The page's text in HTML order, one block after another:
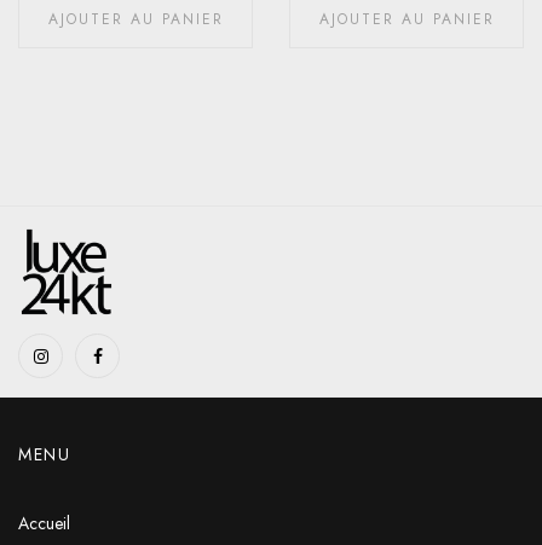
AJOUTER AU PANIER AJOUTER AU PANIER
MENU
Accueil